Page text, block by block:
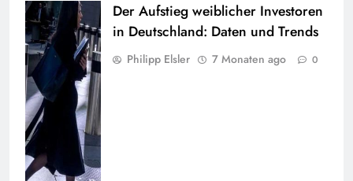
Der Aufstieg weiblicher Investoren
in Deutschland: Daten und Trends
Philipp Elsler 7 Monaten ago 0